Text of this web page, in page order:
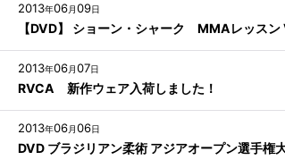
2013年06月09日
【DVD】 ショーン・シャーク MMAレッスン
2013年06月07日
RVCA 新作ウェア入荷しました！
2013年06月06日
DVD ブラジリアン柔術 アジアオープン選手権